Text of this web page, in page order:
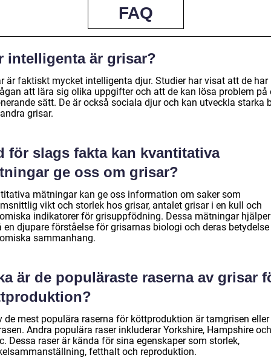
FAQ
intelligenta är grisar?
är faktiskt mycket intelligenta djur. Studier har visat att de har
att lära sig olika uppgifter och att de kan lösa problem på
sätt. De är också sociala djur och kan utveckla starka
grisar.
för slags fakta kan kvantitativa
ge oss om grisar?
mätningar kan ge oss information om saker som
vikt och storlek hos grisar, antalet grisar i en kull och
indikatorer för grisuppfödning. Dessa mätningar
en djupare förståelse för grisarnas biologi och deras
sammanhang.
är de populäraste raserna av grisar
de mest populära raserna för köttproduktion är tamgrisen eller
Andra populära raser inkluderar Yorkshire, Hampshire och
Dessa raser är kända för sina egenskaper som storlek,
fetthalt och reproduktion.